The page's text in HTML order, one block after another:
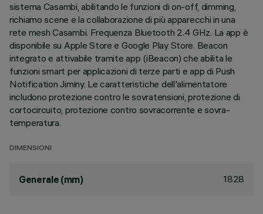
sistema Casambi, abilitando le funzioni di on-off, dimming,
richiamo scene e la collaborazione di più apparecchi in una
rete mesh Casambi. Frequenza Bluetooth 2.4 GHz. La app è
disponibile su Apple Store e Google Play Store. Beacon
integrato e attivabile tramite app (iBeacon) che abilita le
funzioni smart per applicazioni di terze parti e app di Push
Notification Jiminy. Le caratteristiche dell'alimentatore
includono protezione contro le sovratensioni, protezione di
cortocircuito, protezione contro sovracorrente e sovra-
temperatura.
DIMENSIONI
Generale (mm) 1828